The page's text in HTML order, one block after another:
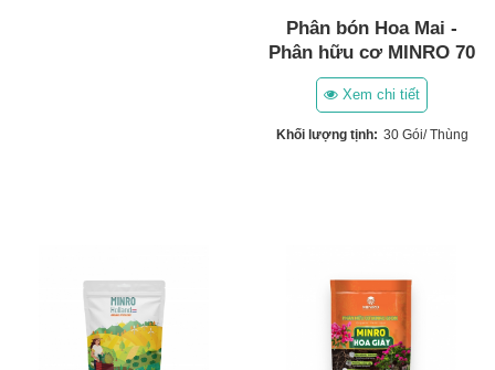
Phân bón Hoa Mai -
Phân hữu cơ MINRO 70
OM
Xem chi tiết
Khối lượng tịnh: 30 Gói/ Thùng